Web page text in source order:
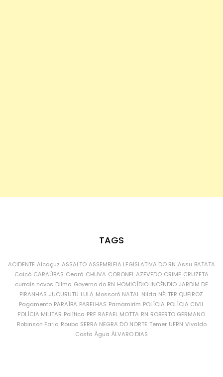
TAGS
ACIDENTE Alcaçuz ASSALTO ASSEMBLEIA LEGISLATIVA DO RN Assu BATATA
Caicó CARAÚBAS Ceará CHUVA CORONEL AZEVEDO CRIME CRUZETA
currais novos Dilma Governo do RN HOMICÍDIO INCÊNDIO JARDIM DE
PIRANHAS JUCURUTU LULA Mossoró NATAL Nilda NÉLTER QUEIROZ
Pagamento PARAÍBA PARELHAS Parnamirim POLÍCIA POLÍCIA CIVIL
POLÍCIA MILITAR Política PRF RAFAEL MOTTA RN ROBERTO GERMANO
Robinson Faria Roubo SERRA NEGRA DO NORTE Temer UFRN Vivaldo
Costa Água ÁLVARO DIAS